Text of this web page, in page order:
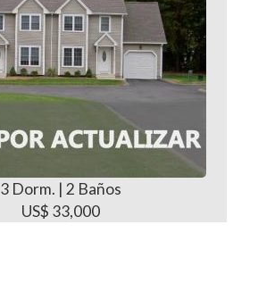
3 Dorm. | 2 Baños
US$ 33,000